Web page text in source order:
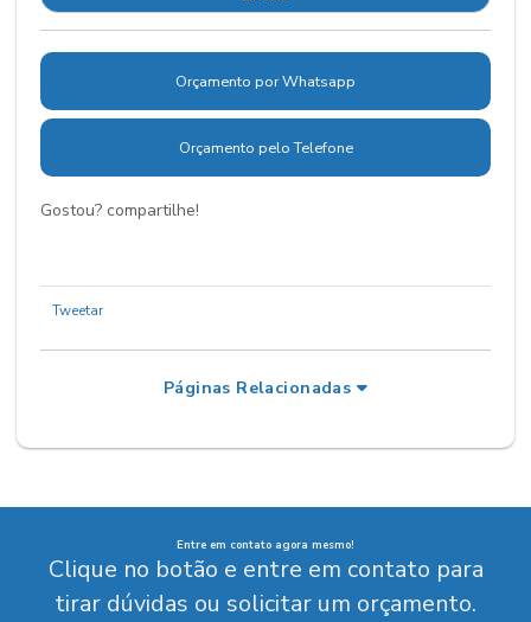
Orçamento por Whatsapp
Orçamento pelo Telefone
Gostou? compartilhe!
Tweetar
Páginas Relacionadas
Entre em contato agora mesmo!
Clique no botão e entre em contato para
tirar dúvidas ou solicitar um orçamento.